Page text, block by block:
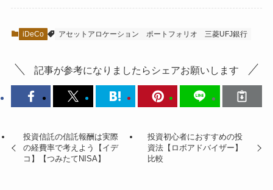
iDeCo アセットアロケーション ポートフォリオ 三菱UFJ銀行
記事が参考になりましたらシェアお願いします
投資信託の信託報酬は実際
の経費率で考えよう【イデ
コ】【つみたてNISA】
投資初心者におすすめの投
資法【ロボアドバイザー】
比較